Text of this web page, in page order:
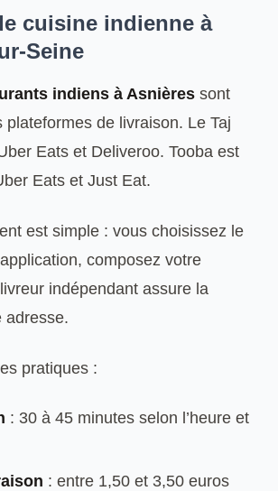
cuisine indienne à
Seine
indiens à Asnières sont
plateformes de livraison. Le Taj
Eats et Deliveroo. Tooba est
Eats et Just Eat.
est simple : vous choisissez le
composez votre
indépendant assure la
adresse.
pratiques :
: 30 à 45 minutes selon l’heure et
: entre 1,50 et 3,50 euros